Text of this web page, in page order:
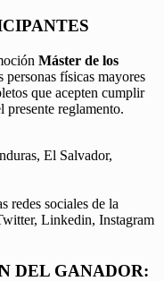
Máster de los
personas físicas mayores
que acepten cumplir
presente reglamento.
El Salvador,
redes sociales de la
Linkedin, Instagram
DEL GANADOR: